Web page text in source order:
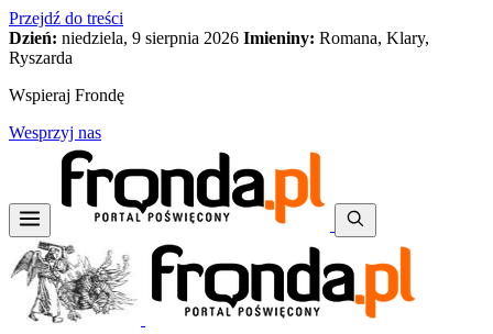
Przejdź do treści
Dzień: niedziela, 9 sierpnia 2026 Imieniny: Romana, Klary,
Ryszarda
Wspieraj Frondę
Wesprzyj nas